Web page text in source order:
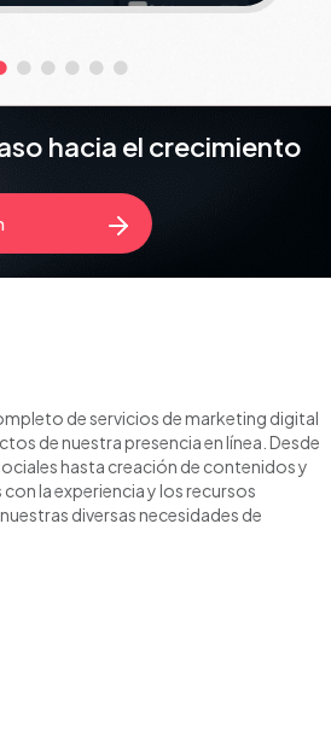
hacia el crecimiento
de servicios de marketing digital
de nuestra presencia en línea. Desde
hasta creación de contenidos y
la experiencia y los recursos
diversas necesidades de